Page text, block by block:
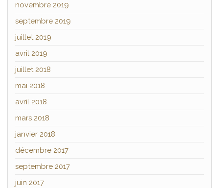
novembre 2019
septembre 2019
juillet 2019
avril 2019
juillet 2018
mai 2018
avril 2018
mars 2018
janvier 2018
décembre 2017
septembre 2017
juin 2017